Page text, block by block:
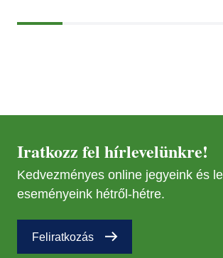
Iratkozz fel hírlevelünkre!
Kedvezményes online jegyeink és
eseményeink hétről-hétre.
Feliratkozás